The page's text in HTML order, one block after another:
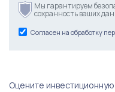
Мы гарантируем
сохранность ваших
Согласен на обработку
Оцените